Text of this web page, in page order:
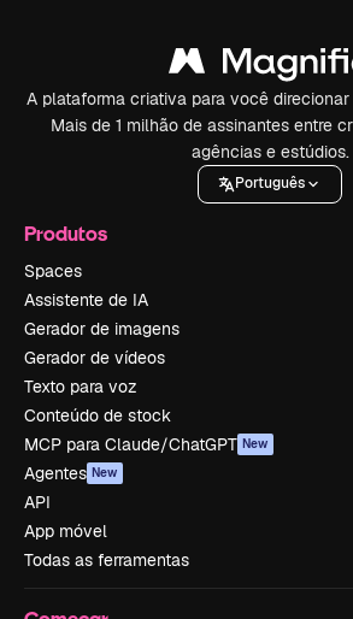
A plataforma criativa para você
Mais de 1 milhão de assinantes entre
agências e estúdios.
Português
Produtos
Spaces
Assistente de IA
Gerador de imagens
Gerador de vídeos
Texto para voz
Conteúdo de stock
MCP para Claude/ChatGPT New
Agentes New
API
App móvel
Todas as ferramentas